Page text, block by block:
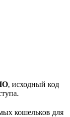
, исходный код
кошельков для